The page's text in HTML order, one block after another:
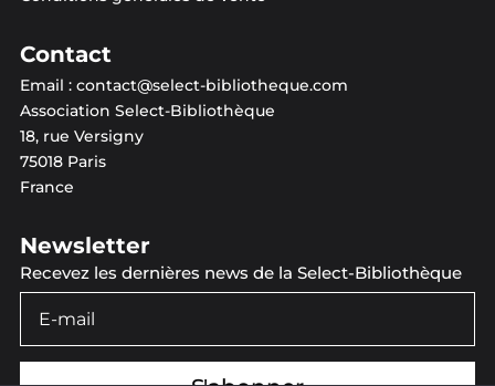
Contact
Email : contact@select-bibliotheque.com
Association Select-Bibliothèque
18, rue Versigny
75018 Paris
France
Newsletter
Recevez les dernières news de la Select-Bibliothèque